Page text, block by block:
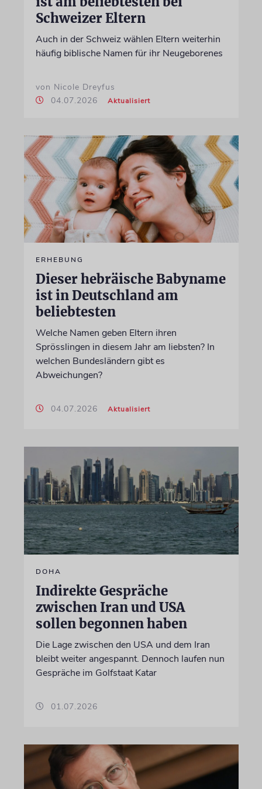
Schweizer Eltern
Auch in der Schweiz wählen Eltern weiterhin
häufig biblische Namen für ihr Neugeborenes
von Nicole Dreyfus
04.07.2026
Aktualisiert
ERHEBUNG
Dieser hebräische Babyname
ist in Deutschland am
beliebtesten
Welche Namen geben Eltern ihren
Sprösslingen in diesem Jahr am liebsten? In
welchen Bundesländern gibt es
Abweichungen?
04.07.2026 Aktualisiert
DOHA
Indirekte Gespräche
zwischen Iran und USA
sollen begonnen haben
Die Lage zwischen den USA und dem Iran
bleibt weiter angespannt. Dennoch laufen nun
Gespräche im Golfstaat Katar
01.07.2026